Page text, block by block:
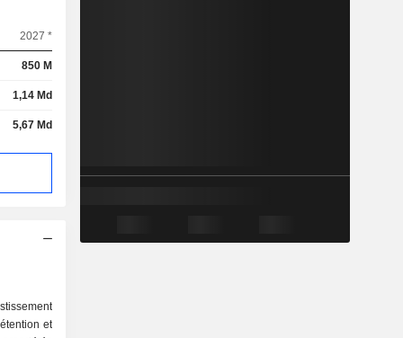
2027 *
850 M
1,14 Md
5,67 Md
et